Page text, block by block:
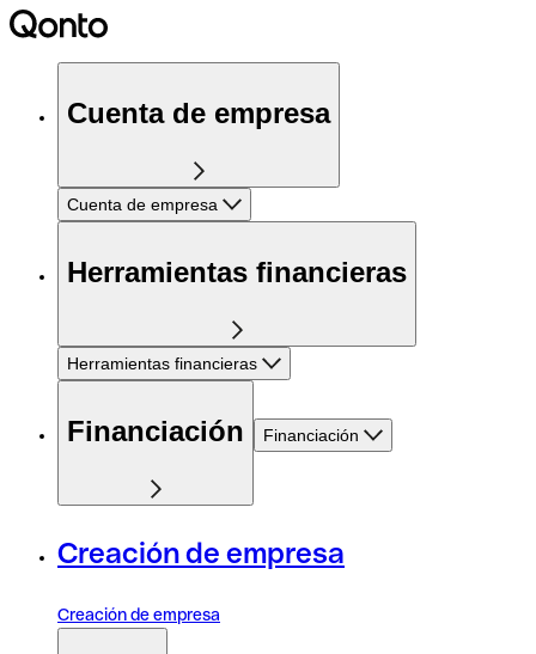
Cuenta de empresa
Cuenta de empresa
Herramientas financieras
Herramientas financieras
Financiación Financiación
Creación de empresa
Creación de empresa